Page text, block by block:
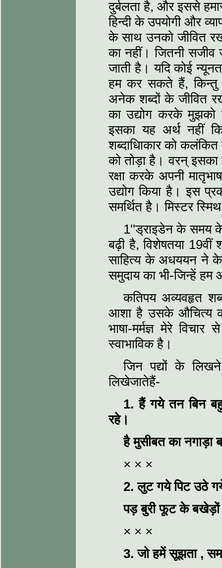
दुर्बलता है, और इससे
हिन्दी के उपयोगी और
के साथ उनको जीवित
का नहीं। जितनी सजीव
जाती है। यदि कोई
हम कर सकते हैं, किन्तु
अनेक शब्दों के जीवित
का उद्योग करके मुझको
इसका यह अर्थ नहीं
शब्दाधिाकार को
को तोड़ा है। वरन्
रक्षा करके अपनी
उद्योग किया है। इस
समर्थित है। मिस्टर
1''ड्राइडेन के समय के
बढ़ी है, विशेषतया 19वीं
साहित्य के अधययन ने
समुदाय का भी-जिन्हें
कतिपय अव्यवहृत
आशा है उसके औचित्य
भाषा-मर्मज्ञ मेरे
स्वाभाविक है।
जिन पद्यों के
लिखेजातेहैं-
1.हैं गये तन बिन
रहे।
है मुसीबत का नगाड़ा
× × ×
2.लुट गये पिट उठे
पड़ बुरी फूट के
× × ×
3.जो हमें सूझता ,